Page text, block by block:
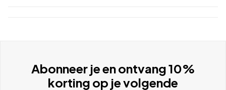
Abonneer je en ontvang 10%
korting op je volgende